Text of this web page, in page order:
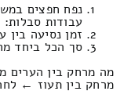
עבודות סבלות: 1404.71 ₪
זמן נסיעה בין ערים 20 דקות / מחיר נסיעה
סך הכל ביחד מחיר
מה מרחק בין הערים
מרחק בין תעוז ← לחרב לאת